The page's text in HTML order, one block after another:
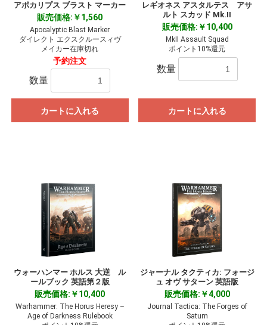
アポカリプス ブラスト マーカー
販売価格:￥1,560
Apocalyptic Blast Marker
ダイレクト エクスクルースィヴ
メイカー在庫切れ
予約注文
数量
カートに入れる
レギオネス アスタルテス アサ
ルト スカッド Mk.II
販売価格:￥10,400
MkII Assault Squad
ポイント10%還元
数量
カートに入れる
ウォーハンマー ホルス 大逆 ル
ールブック 英語第２版
販売価格:￥10,400
Warhammer: The Horus Heresy –
Age of Darkness Rulebook
ジャーナル タクティカ: フォージ
ュ オヴ サターン 英語版
販売価格:￥4,000
Journal Tactica: The Forges of
Saturn